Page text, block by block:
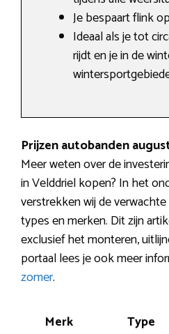
Je bespaart flink
Ideaal als je tot
rijdt en je in de
Prijzen autobanden
Meer weten over de
in Velddriel kopen? In het
verstrekken wij de
types en merken. Dit zijn
exclusief het monteren,
portaal lees je ook meer
zomer.
Merk Type